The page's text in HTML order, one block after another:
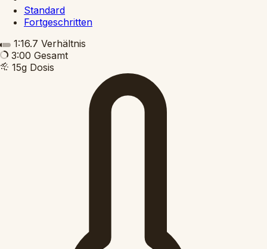
Standard
Fortgeschritten
1:16.7 Verhältnis
3:00 Gesamt
15g Dosis